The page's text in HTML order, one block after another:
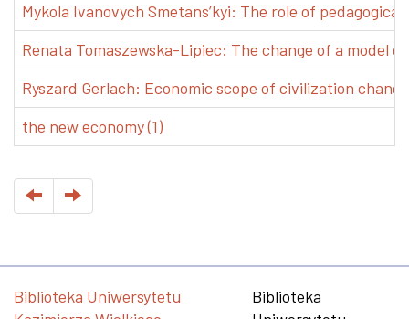
Mykola Ivanovych Smetans’kyi: The role of
Renata Tomaszewska-Lipiec: The change of a model
Ryszard Gerlach: Economic scope of civilization
the new economy (1)
Biblioteka Uniwersytetu
Biblioteka